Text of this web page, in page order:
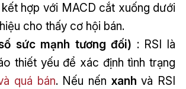
hợp với MACD cắt xuống dưới
cho thấy cơ hội bán.
sức mạnh tương đối) : RSI là
thiết yếu để xác định tình trạng
quá bán. Nếu nến xanh và RSI